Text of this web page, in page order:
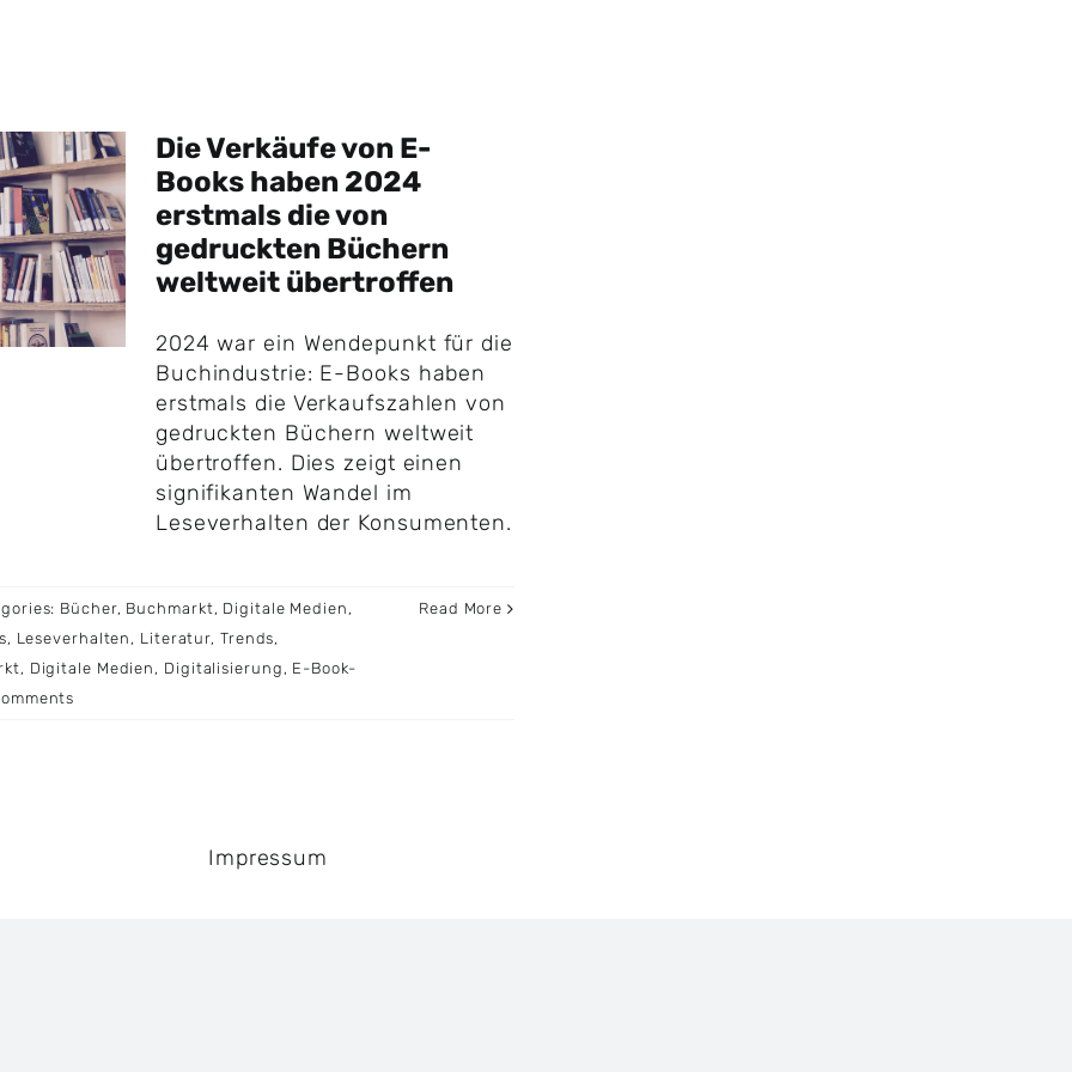
Die Verkäufe von E-
Books haben 2024
erstmals die von
gedruckten Büchern
weltweit übertroffen
2024 war ein Wendepunkt für die
Buchindustrie: E-Books haben
erstmals die Verkaufszahlen von
gedruckten Büchern weltweit
übertroffen. Dies zeigt einen
signifikanten Wandel im
Leseverhalten der Konsumenten.
Bücher, Buchmarkt, Digitale Medien ,
, Leseverhalten , Literatur, Trends,
, Digitale Medien , Digitalisierung , E-Book-
Read More
Impressum